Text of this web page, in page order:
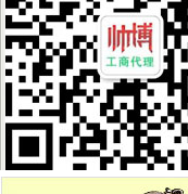
增值税专用发票“”管理模式
增值税专用发票什么时候开
红字发票是什么,跟增值税
增值税专用发票所需携带资
《增值税专用发票税点》
关于规范开具增值税专用发
增值税专用发票跨月退回
360手游合作平台
增值税专用发票可以重新开